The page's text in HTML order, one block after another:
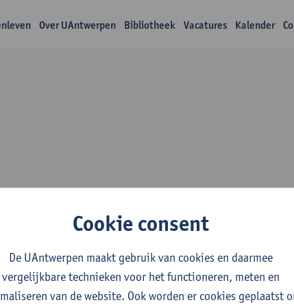
Over UAntwerpen Bibliotheek Vacatures Kalender
Anastasia
Cookie consent
De UAntwerpen maakt gebruik van cookies en daarmee
vergelijkbare technieken voor het functioneren, meten en
van de website. Ook worden er cookies geplaatst